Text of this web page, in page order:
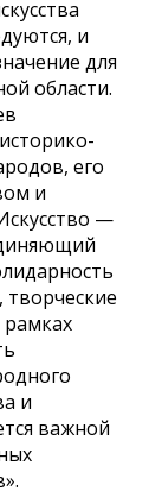
и
для
области.
его
и
—
рамках
и
важной